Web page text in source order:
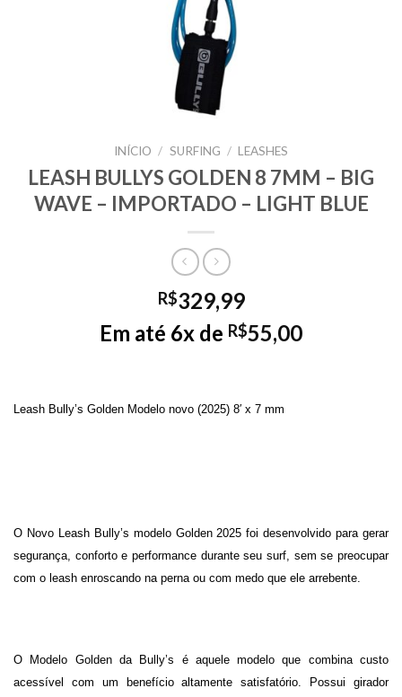
INÍCIO / SURFING / LEASHES
LEASH BULLYS GOLDEN 8 7MM – BIG
WAVE – IMPORTADO – LIGHT BLUE
R$329,99
Em até 6x de R$55,00
Leash Bully’s Golden Modelo novo (2025) 8′ x 7 mm
O Novo Leash Bully’s modelo Golden 2025 foi desenvolvido para gerar
segurança, conforto e performance durante seu surf, sem se preocupar
com o leash enroscando na perna ou com medo que ele arrebente.
O Modelo Golden da Bully’s é aquele modelo que combina custo
acessível com um benefício altamente satisfatório. Possui girador